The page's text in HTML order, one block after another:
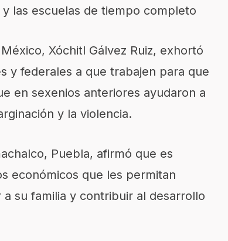
las escuelas de tiempo completo
Xóchitl Gálvez Ruiz, exhortó
y federales a que trabajen para que
en sexenios anteriores ayudaron a
y la violencia.
Puebla, afirmó que es
económicos que les permitan
su familia y contribuir al desarrollo